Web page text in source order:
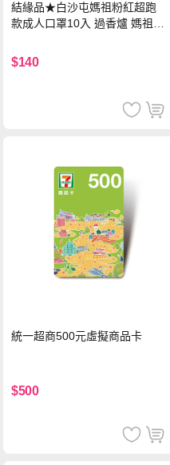
結緣品★白沙屯媽祖粉紅超跑
款成人口罩10入 過香爐 媽祖加
$140
統一超商500元虛擬商品卡
$500